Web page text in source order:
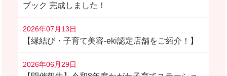
ブック 完成しました！
2026年07月13日
【縁結び・子育て美容-eki認定店舗をご紹介！】
2026年06月29日